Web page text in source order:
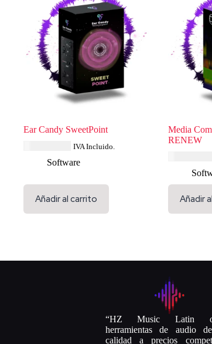
Ear Candy SweetPoint
IVA Incluido.
Software
Añadir al carrito
Media
RENEW
Añadir
“HZ Music Latin
herramientas de audio
calidad a precios